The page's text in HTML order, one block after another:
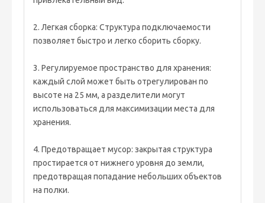
2. Легкая сборка: Структура подключаемости
позволяет быстро и легко сборить сборку.
3. Регулируемое пространство для хранения:
каждый слой может быть отрегулирован по
высоте на 25 мм, а разделители могут
использоваться для максимизации места для
хранения.
4. Предотвращает мусор: закрытая структура
простирается от нижнего уровня до земли,
предотвращая попадание небольших объектов
на полки.